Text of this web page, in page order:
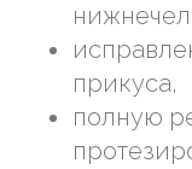
прикуса,
полную